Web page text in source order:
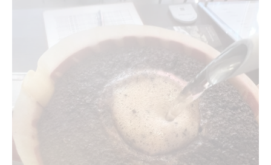
コーヒーのカフェイン量をコントロールするメ
妊娠中や授乳中にも優しいコーヒーの選び方
カフェインレスのコーヒーで心身のバランスを
毎日の健康管理に役立つコーヒーメニューの工
インスタ映えカフェとカフェインレスで理想のコー